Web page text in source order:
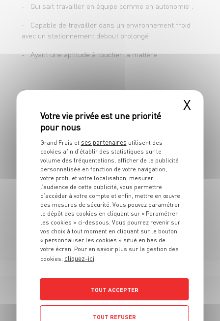
- Qui sait travailler en équipe comme en autonomie ;
- Capable de travailler dans un environnement froid
avec un stationnement debout prolongé ;
- Ayant une aptitude à toucher la matière.
Pour postuler en apprentissage, il faut avoir entre 16
ans révolus ou avoir terminé sa classe de 3ème, et
moins de 30 ans.
Concernant l'inscription au CFA, vous devrez faire les
démarches d'inscription directement auprès du CFA.
Attention ! Certains CFA demandent des dossiers de
pré-inscription ! Rapprochez-vous de ces derniers.
N'hésitez pas à vous rendre au sein de nos rayons
pour découvrir notre univers.
167 OFFRES
X
Grand Frais et ses partenaires utilisent des
cookies afin d’établir des statistiques sur le
volume des fréquentations, afficher de la publicité
personnalisée en fonction de votre navigation,
votre profil et votre localisation, mesurer
l’audience de cette publicité, vous permettre
d’accéder à votre compte et enfin, mettre en œuvre
des mesures de sécurité. Vous pouvez paramétrer
le dépôt des cookies en cliquant sur « Paramétrer
les cookies » ci-dessous. Vous pourrez revenir sur
vos choix à tout moment en cliquant sur le bouton
« personnaliser les cookies » situé en bas de
votre écran. Pour en savoir plus sur la gestion des
cookies, cliquez-ici
TOUT ACCEPTER
TOUT REFUSER